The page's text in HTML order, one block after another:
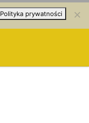
Polityka prywatności